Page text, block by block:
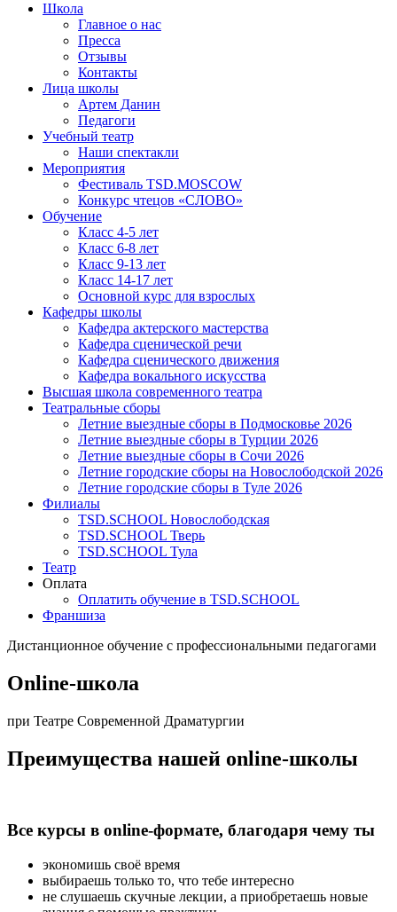
Школа
Главное о нас
Пресса
Отзывы
Контакты
Лица школы
Артем Данин
Педагоги
Учебный театр
Наши спектакли
Мероприятия
Фестиваль TSD.MOSCOW
Конкурс чтецов «СЛОВО»
Обучение
Класс 4-5 лет
Класс 6-8 лет
Класс 9-13 лет
Класс 14-17 лет
Основной курс для взрослых
Кафедры школы
Кафедра актерского мастерства
Кафедра сценической речи
Кафедра сценического движения
Кафедра вокального искусства
Высшая школа современного театра
Театральные сборы
Летние выездные сборы в Подмосковье 2026
Летние выездные сборы в Турции 2026
Летние выездные сборы в Сочи 2026
Летние городские сборы на Новослободской 2026
Летние городские сборы в Туле 2026
Филиалы
TSD.SCHOOL Новослободская
TSD.SCHOOL Тверь
TSD.SCHOOL Тула
Театр
Оплата
Оплатить обучение в TSD.SCHOOL
Франшиза
Дистанционное обучение с профессиональными педагогами​
Online-школа
при Театре Современной Драматургии
Преимущества нашей online-школы
Все курсы в online-формате, благодаря чему ты
экономишь своё время
выбираешь только то, что тебе интересно
не слушаешь скучные лекции, а приобретаешь новые